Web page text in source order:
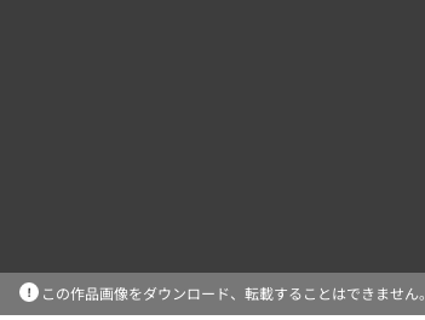
この作品画像をダウンロード、転載することはできません。